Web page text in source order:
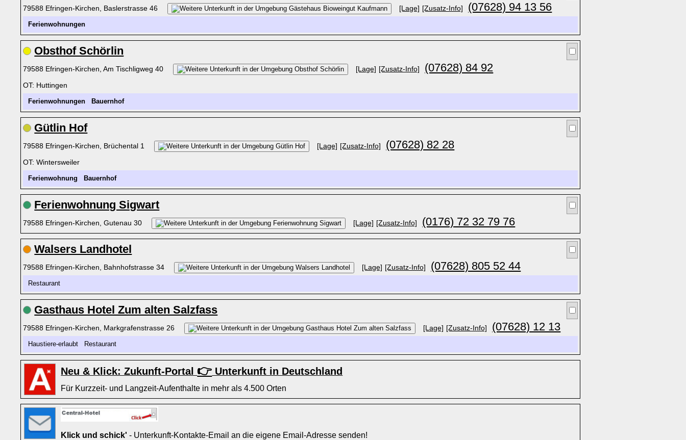
79588 Efringen-Kirchen, Baslerstrasse 46 [Lage] [Zusatz-Info] (07628) 94 13 56
Ferienwohnungen
Obsthof Schörlin
79588 Efringen-Kirchen, Am Tischligweg 40 [Lage] [Zusatz-Info] (07628) 84 92
OT: Huttingen
Ferienwohnungen Bauernhof
Gütlin Hof
79588 Efringen-Kirchen, Brüchental 1 [Lage] [Zusatz-Info] (07628) 82 28
OT: Wintersweiler
Ferienwohnung Bauernhof
Ferienwohnung Sigwart
79588 Efringen-Kirchen, Gutenau 30 [Lage] [Zusatz-Info] (0176) 72 32 79 76
Walsers Landhotel
79588 Efringen-Kirchen, Bahnhofstrasse 34 [Lage] [Zusatz-Info] (07628) 805 52 44
Restaurant
Gasthaus Hotel Zum alten Salzfass
79588 Efringen-Kirchen, Markgrafenstrasse 26 [Lage] [Zusatz-Info] (07628) 12 13
Haustiere-erlaubt Restaurant
Neu & Klick: Zukunft-Portal 👉 Unterkunft in Deutschland
Für Kurzzeit- und Langzeit-Aufenthalte in mehr als 4.500 Orten
Klick und schick' - Unterkunft-Kontakte-Email an die eigene Email-Adresse senden!